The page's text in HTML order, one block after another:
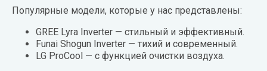
Популярные модели, которые у нас представлены:
GREE Lyra Inverter — стильный и эффективный.
Funai Shogun Inverter — тихий и современный.
LG ProCool — с функцией очистки воздуха.